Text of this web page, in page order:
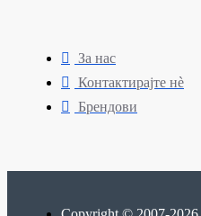
За нас
Контактирајте нè
Брендови